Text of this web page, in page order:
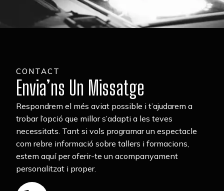
CONTACT
Envia’ns Un Missatge
Respondrem el més aviat possible i t’ajudarem a
trobar l’opció que millor s’adapti a les teves
necessitats. Tant si vols programar un espectacle
com rebre informació sobre tallers i formacions,
estem aquí per oferir-te un acompanyament
personalitzat i proper.